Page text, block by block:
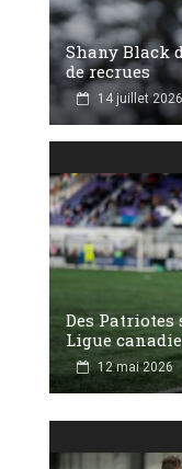
Shany Black
de recrues
14 juillet 2026
Des
Ligue
12 mai 2026